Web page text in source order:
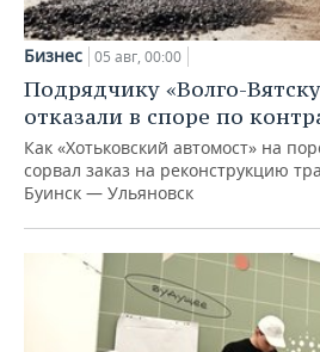
Бизнес 05 авг, 00:00
Подрядчику «Волго-
отказали в споре по
Как «Хотьковский автомост» на
сорвал заказ на реконструкцию
Буинск — Ульяновск